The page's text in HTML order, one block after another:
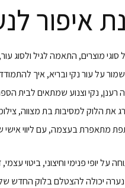
איפור
מוצרים, התאמה לגיל ולסוג
על עור נקי ובריא, איך
רענן, נקי וצנוע שמתאים לבית
את הלוק למסיבות בת מצווה,
מתאפרת בעצמה, עם ליווי אישי
יופי פנימי וחיצוני, ביטוי
נערה יכולה להצטלם בלוק החדש